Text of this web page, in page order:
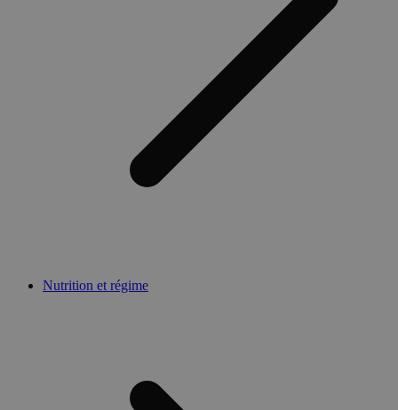
Nutrition et régime